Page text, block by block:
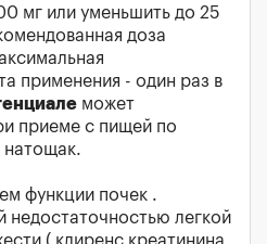
мг или уменьшить до 25
доза
применения - один раз в
может
приеме с пищей по
функции почек .
недостаточностью легкой